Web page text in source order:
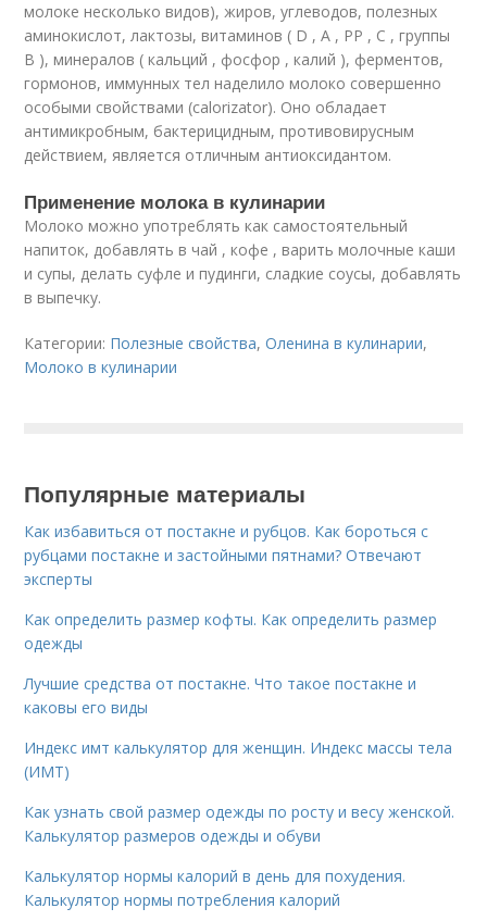
молоке несколько видов), жиров, углеводов, полезных
аминокислот, лактозы, витаминов ( D , A , PP , C , группы
В ), минералов ( кальций , фосфор , калий ), ферментов,
гормонов, иммунных тел наделило молоко совершенно
особыми свойствами (calorizator). Оно обладает
антимикробным, бактерицидным, противовирусным
действием, является отличным антиоксидантом.
Применение молока в кулинарии
Молоко можно употреблять как самостоятельный
напиток, добавлять в чай , кофе , варить молочные каши
и супы, делать суфле и пудинги, сладкие соусы, добавлять
в выпечку.
Категории: Полезные свойства,Оленина в кулинарии,
Молоко в кулинарии
Популярные материалы
Как избавиться от постакне и рубцов. Как бороться с
рубцами постакне и застойными пятнами? Отвечают
эксперты
Как определить размер кофты. Как определить размер
одежды
Лучшие средства от постакне. Что такое постакне и
каковы его виды
Индекс имт калькулятор для женщин. Индекс массы тела
(ИМТ)
Как узнать свой размер одежды по росту и весу женской.
Калькулятор размеров одежды и обуви
Калькулятор нормы калорий в день для похудения.
Калькулятор нормы потребления калорий